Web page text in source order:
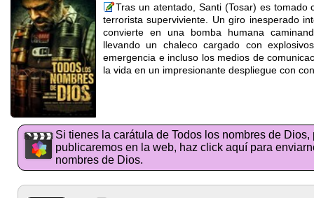
Tras un atentado, Santi (Tosar) es tomado
terrorista superviviente. Un giro inesperado
convierte en una bomba humana
llevando un chaleco cargado con
emergencia e incluso los medios de
la vida en un impresionante despliegue con
Si tienes la carátula de Todos los nombres de
publicaremos en la web, haz click aquí para
nombres de Dios.